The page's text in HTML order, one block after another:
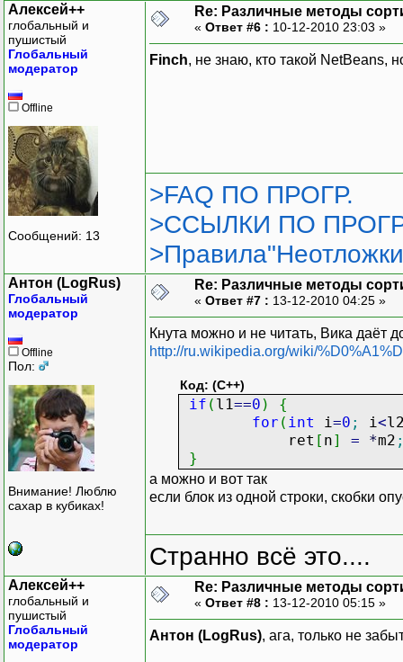
Алексей++
глобальный и
пушистый
Глобальный
модератор
Offline
Сообщений: 13
Re: Различные методы
« Ответ #6 : 10-12-2010 23:03 »
Finch, не знаю, кто такой NetBeans,
>FAQ ПО ПРОГР.
>ССЫЛКИ ПО
Антон (LogRus)
Глобальный
модератор
Offline
Пол:
Внимание! Люблю
сахар в кубиках!
Re: Различные методы
« Ответ #7 : 13-12-2010 04:25 »
Кнута можно и не читать, Вика даёт
http://ru.wikipedia.org/wiki/
Код: (C++)
if ( l1==0 )
{
for ( int i =0 ; i <
ret [ n] = *m2
}
а можно и вот так
если блок из одной строки, скобки
Странно всё это....
Алексей++
глобальный и
пушистый
Глобальный
модератор
Re: Различные методы
« Ответ #8 : 13-12-2010 05:15 »
Антон (LogRus), ага, только не